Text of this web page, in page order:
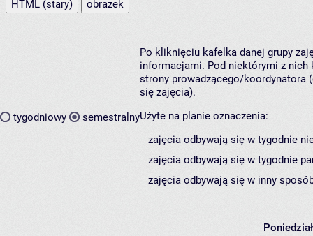
HTML (stary)
obrazek
tygodniowy semestralny
Po kliknięciu kafelka danej grupy
informacjami. Pod niektórymi z nich
strony prowadzącego/koordynatora
się zajęcia).
Użyte na planie oznaczenia:
zajęcia odbywają się w tygodnie
zajęcia odbywają się w tygodnie
zajęcia odbywają się w inny